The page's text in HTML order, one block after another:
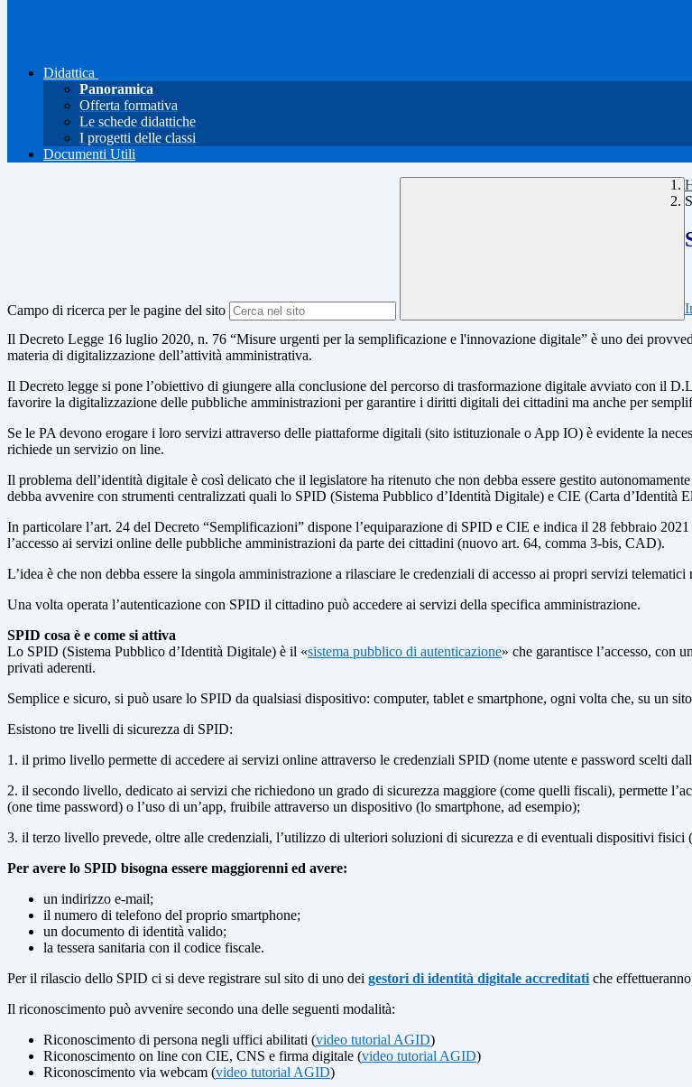
Didattica
Panoramica
Offerta formativa
Le schede didattiche
I progetti delle classi
Documenti Utili
Campo di ricerca per le pagine del sito
Il Decreto Legge 16 luglio 2020, n. 76 “Misure urgenti per la semplificazione e l'innovazione digitale” è uno dei
materia di digitalizzazione dell’attività amministrativa.
Il Decreto legge si pone l’obiettivo di giungere alla conclusione del percorso di trasformazione digitale avviato con il
favorire la digitalizzazione delle pubbliche amministrazioni per garantire i diritti digitali dei cittadini ma anche per
Se le PA devono erogare i loro servizi attraverso delle piattaforme digitali (sito istituzionale o App IO) è evidente la
richiede un servizio on line.
Il problema dell’identità digitale è così delicato che il legislatore ha ritenuto che non debba essere gestito
debba avvenire con strumenti centralizzati quali lo SPID (Sistema Pubblico d’Identità Digitale) e CIE (Carta d’Identità
In particolare l’art. 24 del Decreto “Semplificazioni” dispone l’equiparazione di SPID e CIE e indica il 28 febbraio
l’accesso ai servizi online delle pubbliche amministrazioni da parte dei cittadini (nuovo art. 64, comma 3-bis, CAD).
L’idea è che non debba essere la singola amministrazione a rilasciare le credenziali di accesso ai propri servizi
Una volta operata l’autenticazione con SPID il cittadino può accedere ai servizi della specifica amministrazione.
SPID cosa è e come si attiva
Lo SPID (Sistema Pubblico d’Identità Digitale) è il «sistema pubblico di autenticazione» che garantisce l’accesso, con
privati aderenti.
Semplice e sicuro, si può usare lo SPID da qualsiasi dispositivo: computer, tablet e smartphone, ogni volta che, su un
Esistono tre livelli di sicurezza di SPID:
1. il primo livello permette di accedere ai servizi online attraverso le credenziali SPID (nome utente e password scelti
2. il secondo livello, dedicato ai servizi che richiedono un grado di sicurezza maggiore (come quelli fiscali), permette
(one time password) o l’uso di un’app, fruibile attraverso un dispositivo (lo smartphone, ad esempio);
3. il terzo livello prevede, oltre alle credenziali, l’utilizzo di ulteriori soluzioni di sicurezza e di eventuali dispositivi fisici
Per avere lo SPID bisogna essere maggiorenni ed avere:
un indirizzo e-mail;
il numero di telefono del proprio smartphone;
un documento di identità valido;
la tessera sanitaria con il codice fiscale.
Per il rilascio dello SPID ci si deve registrare sul sito di uno dei gestori di identità digitale accreditati che
Il riconoscimento può avvenire secondo una delle seguenti modalità:
Riconoscimento di persona negli uffici abilitati (video tutorial AGID)
Riconoscimento on line con CIE, CNS e firma digitale (video tutorial AGID)
Riconoscimento via webcam (video tutorial AGID)